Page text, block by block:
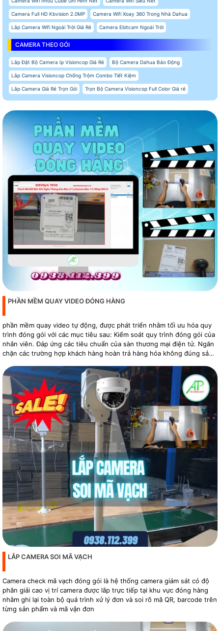
Camera Full HD Kbvision 2.0MP Camera Wifi Xoay 360 Trong Nhà Dahua
Lắp Camera Wifi Ngoài Trời Giá Rẻ Camera Ebitcam Ngoài Trời
CAMERA THEO GÓI
Lắp Đặt Bộ Camera Ip Visioncop Giá Rẻ Bộ Camera Dahua Báo Động
Lắp Camera Visioncop Chống Trộm Combo Tiết Kiệm
Lắp Camera Giá Rẻ Trọn Gói Trọn Bộ Camera Visioncop Full Color Giá rẻ
PHẦN MỀM QUAY VIDEO ĐÓNG HÀNG
phần mềm quay video tự động, được phát triển nhằm tối ưu hóa quy
trình đóng gói với các mục tiêu sau: Kiểm soát quy trình đóng gói của
nhân viên. Đáp ứng các tiêu chuẩn của sàn thương mại điện tử. Ngăn
chặn các trường hợp khách hàng hoàn trả hàng hóa không đúng sản
LẮP CAMERA SOI MÃ VẠCH
Camera check mã vạch đóng gói là hệ thống camera giám sát có độ
phân giải cao vị trí camera được lắp trực tiếp tại khu vực đóng hàng
nhằm ghi lại toàn bộ quá trình xử lý đơn và soi rõ mã QR, barcode trên
từng sản phẩm và mã vận đơn